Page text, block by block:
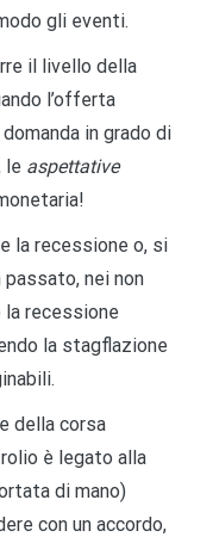
gli eventi.
il livello della
l’offerta
in grado di
le aspettative
la recessione o, si
nei non
la recessione
la stagflazione
della corsa
è legato alla
di mano)
con un accordo,